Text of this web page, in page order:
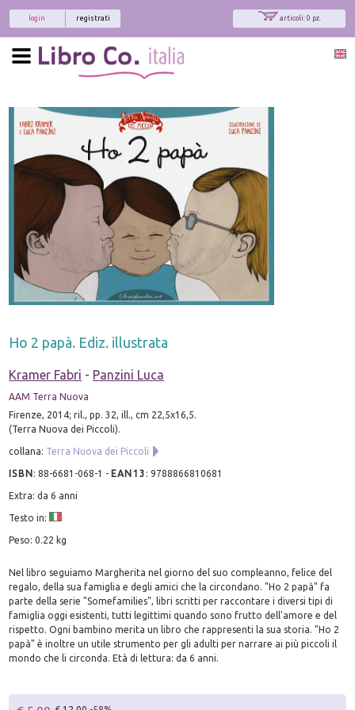
articoli: 0 pz.
registrati
login
Ho 2 papà. Ediz. illustrata
Kramer Fabri - Panzini Luca
AAM Terra Nuova
Firenze, 2014; ril., pp. 32, ill., cm 22,5x16,5.
(Terra Nuova dei Piccoli).
collana: Terra Nuova dei Piccoli
ISBN:88-6681-068-1 - EAN13 :9788866810681
Extra: da 6 anni
Testo in:
Peso: 0.22 kg
Nel libro seguiamo Margherita nel giorno del suo compleanno, felice del
regalo, della sua famiglia e degli amici che la circondano. "Ho 2 papà" fa
parte della serie "Somefamilies", libri scritti per raccontare i diversi tipi di
famiglia oggi esistenti, tutti legittimi quando sono frutto dell'amore e del
rispetto. Ogni bambino merita un libro che rappresenti la sua storia. "Ho 2
papà" è inoltre un utile strumento per gli adulti per narrare ai più piccoli il
mondo che li circonda. Età di lettura: da 6 anni.
Interessato ai nostri libri?
Allora iscriviti alla nostra newsletter!
Sarai informato delle nostre novità, potrai
comunque cancellarti quando desideri.
modulo di iscrizione